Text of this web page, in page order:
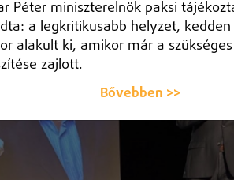
Péter miniszterelnök paksi
a legkritikusabb helyzet, kedden
alakult ki, amikor már a
zajlott.
Bővebben >>